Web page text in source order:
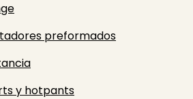
preformados
y hotpants